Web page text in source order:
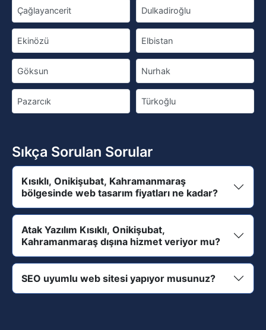
Çağlayancerit Dulkadiroğlu
Ekinözü Elbistan
Göksun Nurhak
Pazarcık Türkoğlu
Sıkça Sorulan Sorular
Kısıklı, Onikişubat, Kahramanmaraş
bölgesinde web tasarım fiyatları ne kadar?
Atak Yazılım Kısıklı, Onikişubat,
Kahramanmaraş dışına hizmet veriyor mu?
SEO uyumlu web sitesi yapıyor musunuz?